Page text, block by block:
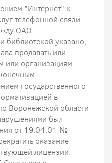
"Интернет" к
телефонной связи
ОАО
указано,
продавать или
или организациям
государственного
в
Воронежской области
был
от 19.04.01 №
оказание
лицензии.